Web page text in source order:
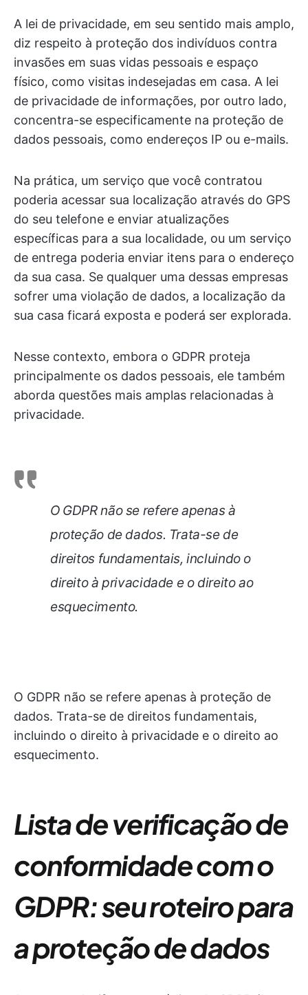
A lei de privacidade, em seu sentido mais amplo,
diz respeito à proteção dos indivíduos contra
invasões em suas vidas pessoais e espaço
físico, como visitas indesejadas em casa. A lei
de privacidade de informações, por outro lado,
concentra-se especificamente na proteção de
dados pessoais, como endereços IP ou e-mails.
Na prática, um serviço que você contratou
poderia acessar sua localização através do GPS
do seu telefone e enviar atualizações
específicas para a sua localidade, ou um serviço
de entrega poderia enviar itens para o endereço
da sua casa. Se qualquer uma dessas empresas
sofrer uma violação de dados, a localização da
sua casa ficará exposta e poderá ser explorada.
Nesse contexto, embora o GDPR proteja
principalmente os dados pessoais, ele também
aborda questões mais amplas relacionadas à
privacidade.
O GDPR não se refere apenas à
proteção de dados. Trata-se de
direitos fundamentais, incluindo o
direito à privacidade e o direito ao
esquecimento.
O GDPR não se refere apenas à proteção de
dados. Trata-se de direitos fundamentais,
incluindo o direito à privacidade e o direito ao
esquecimento.
Lista de verificação de
conformidade com o
GDPR: seu roteiro para
a proteção de dados